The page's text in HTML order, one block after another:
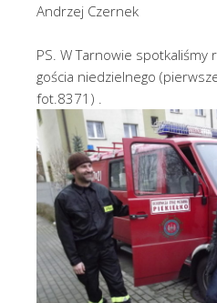
Andrzej Czernek
PS. W Tarnowie
gościa niedzielnego
fot.8371) .